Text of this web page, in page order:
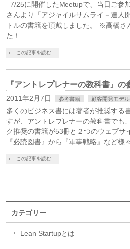
7/25に開催したMeetupで、当日ご参
さんより「アジャイルサムライ－達人
トルの書籍を頂戴しました。 ※高橋さ
た！ …
この記事を読む
『アントレプレナーの教科書』の
2011年2月7日 参考書籍 顧客開発モデル
多くのビジネス書には著者が推奨する
すが、アントレプレナーの教科書でも
ク推奨の書籍が53冊と２つのウェブサ
『必読図書』から『軍事戦略』など様
この記事を読む
カテゴリー
Lean Startupとは